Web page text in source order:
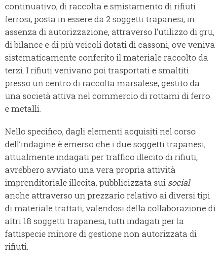
continuativo, di raccolta e smistamento di rifiuti
ferrosi, posta in essere da 2 soggetti trapanesi, in
assenza di autorizzazione, attraverso l’utilizzo di gru,
di bilance e di più veicoli dotati di cassoni, ove veniva
sistematicamente conferito il materiale raccolto da
terzi. I rifiuti venivano poi trasportati e smaltiti
presso un centro di raccolta marsalese, gestito da
una società attiva nel commercio di rottami di ferro
e metalli.
Nello specifico, dagli elementi acquisiti nel corso
dell’indagine è emerso che i due soggetti trapanesi,
attualmente indagati per traffico illecito di rifiuti,
avrebbero avviato una vera propria attività
imprenditoriale illecita, pubblicizzata sui social
anche attraverso un prezzario relativo ai diversi tipi
di materiale trattati, valendosi della collaborazione di
altri 18 soggetti trapanesi, tutti indagati per la
fattispecie minore di gestione non autorizzata di
rifiuti.